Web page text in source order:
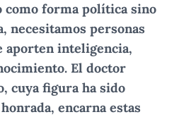
como forma política sino
necesitamos personas
aporten inteligencia,
El doctor
cuya figura ha sido
encarna estas